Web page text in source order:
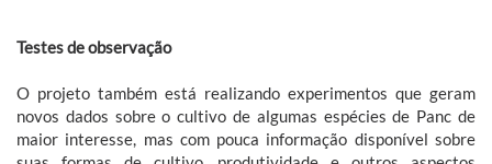
Testes de observação
O projeto também está realizando experimentos que geram
novos dados sobre o cultivo de algumas espécies de Panc de
maior interesse, mas com pouca informação disponível sobre